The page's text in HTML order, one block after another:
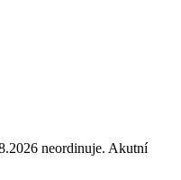
neordinuje. Akutní